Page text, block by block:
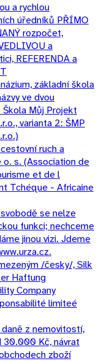
a rychlou
úředníků PŘÍMO
rozpočet,
a
REFERENDA a
základní škola
ve dvou
Škola Můj Projekt
varianta 2: ŠMP
ruch a
s. (Association de
et de l
Tchéque - Africaine
se nelze
funkci; nechceme
jinou vizi. Jdeme
/česky/, Silk
Haftung
Company
limiteé
z nemovitostí,
30.000 Kč, návrat
zboží